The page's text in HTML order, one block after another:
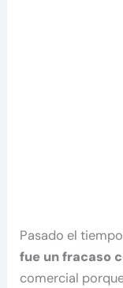
Pasado el
fue un fracaso
comercial